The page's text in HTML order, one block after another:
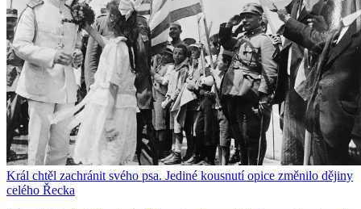
Král chtěl zachránit svého psa. Jediné kousnutí opice změnilo dějiny
celého Řecka